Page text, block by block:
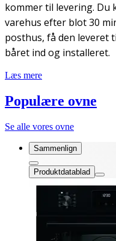
kommer til levering. Du
varehus efter blot 30
posthus, få den leveret
båret ind og installeret.
Læs mere
Populære ovne
Se alle vores ovne
Sammenlign
Produktdatablad